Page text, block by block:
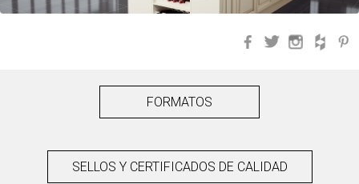
Facebook
Twitter
FORMATOS
SELLOS Y CERTIFICADOS DE CALIDAD